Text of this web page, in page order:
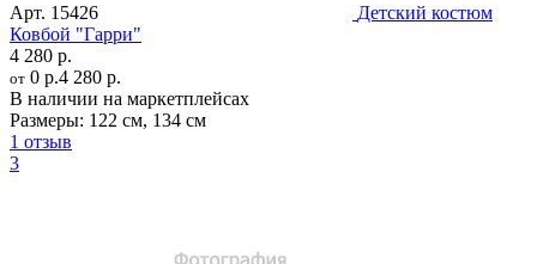
Арт. 15426
Детский костюм
Ковбой "Гарри"
4 280 р.
от 0 р.4 280 р.
В наличии на маркетплейсах
Размеры: 122 см, 134 см
1 отзыв
3